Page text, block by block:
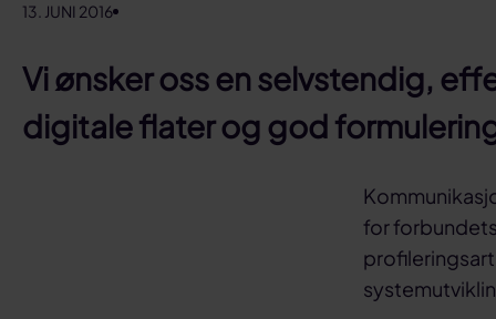
13. JUNI 2016
Vi ønsker oss en selvstendig,
digitale flater og god
for